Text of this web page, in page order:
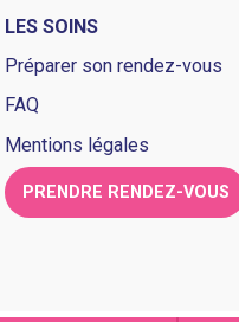
LES SOINS
Préparer son rendez-vous
FAQ
Mentions légales
PRENDRE RENDEZ-VOUS